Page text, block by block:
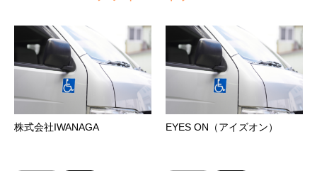
株式会社IWANAGA EYES ON（アイズオン）